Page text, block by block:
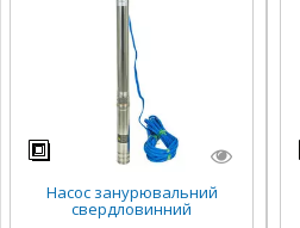
Насос занурювальний
свердловинний